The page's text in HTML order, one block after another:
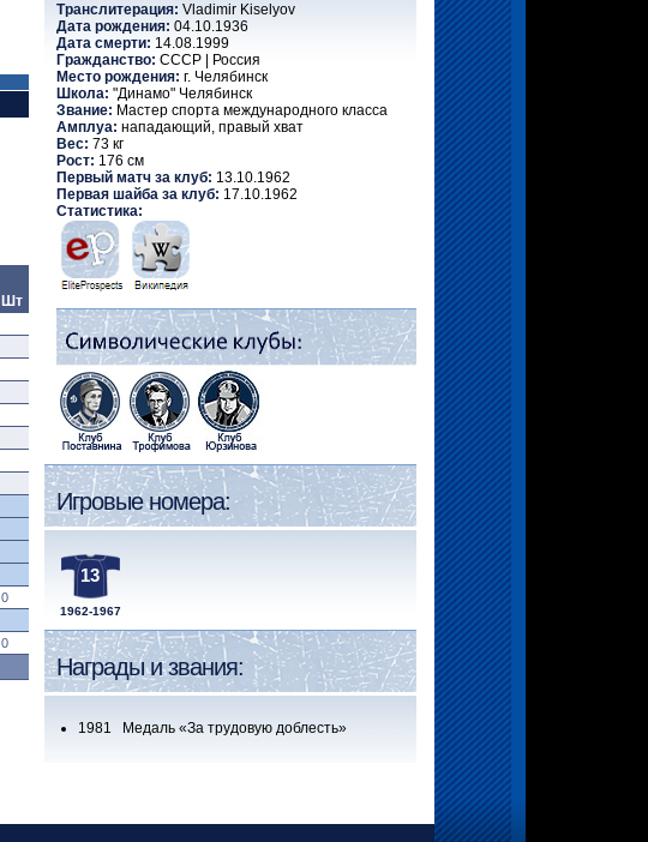
Шт
0
0
Транслитерация: Vladimir Kiselyov
Дата рождения: 04.10.1936
Дата смерти: 14.08.1999
Гражданство: СССР | Россия
Место рождения: г. Челябинск
Школа: "Динамо" Челябинск
Звание: Мастер спорта международного класса
Амплуа: нападающий, правый хват
Вес: 73 кг
Рост: 176 см
Первый матч за клуб: 13.10.1962
Первая шайба за клуб: 17.10.1962
Статистика:
Игровые номера:
13
1962-1967
Награды и звания:
1981 Медаль «За трудовую доблесть»